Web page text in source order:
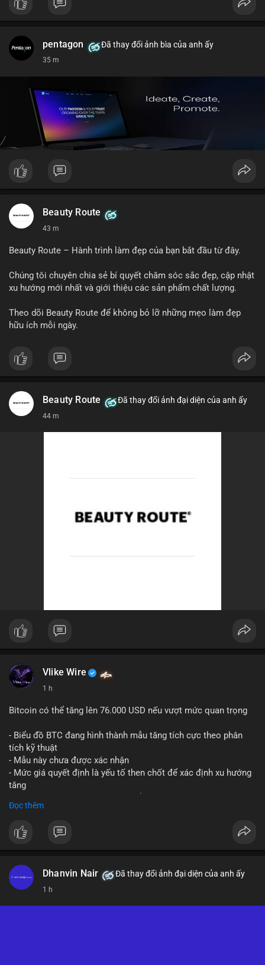
pentagon Đã thay đổi ảnh bìa của anh ấy
35 m
Beauty Route
43 m
Beauty Route – Hành trình làm đẹp của bạn bắt đầu từ đây.
Chúng tôi chuyên chia sẻ bí quyết chăm sóc sắc đẹp, cập nhật
xu hướng mới nhất và giới thiệu các sản phẩm chất lượng.
Theo dõi Beauty Route để không bỏ lỡ những mẹo làm đẹp
hữu ích mỗi ngày.
Beauty Route Đã thay đổi ảnh đại diện của anh ấy
44 m
Vlike Wire
1 h
Bitcoin có thể tăng lên 76.000 USD nếu vượt mức quan trọng
- Biểu đồ BTC đang hình thành mẫu tăng tích cực theo phân
tích kỹ thuật
- Mẫu này chưa được xác nhận
- Mức giá quyết định là yếu tố then chốt để xác định xu hướng
tăng
$btc
#vlikevn #titanbot
Đọc thêm
Dhanvin Nair Đã thay đổi ảnh đại diện của anh ấy
1 h